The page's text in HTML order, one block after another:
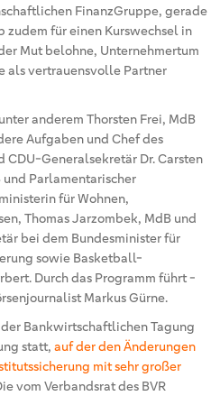
FinanzGruppe, gerade
zudem für einen Kurswechsel in
Mut belohne, Unternehmertum
als vertrauensvolle Partner
anderem Thorsten Frei, MdB
Aufgaben und Chef des
CDU-Generalsekretär Dr. Carsten
und Parlamentarischer
für Wohnen,
Thomas Jarzombek, MdB und
bei dem Bundesminister für
sowie Basketball-
Durch das Programm führt -
Markus Gürne.
Bankwirtschaftlichen Tagung
statt, auf der den Änderungen
mit sehr großer
vom Verbandsrat des BVR